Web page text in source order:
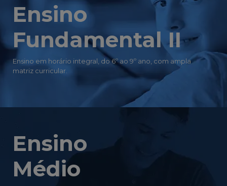
Ensino
Fundamental II
Ensino em horário integral, do 6º ao 9º ano, com ampla
matriz curricular.
Ensino
Médio